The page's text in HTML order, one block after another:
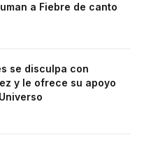
a Fiebre de canto
se disculpa con
y le ofrece su apoyo